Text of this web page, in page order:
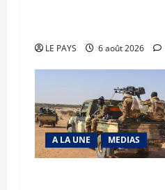
LE PAYS 6 août 2026
A LA UNE MEDIAS